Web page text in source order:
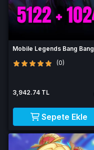
Mobile Legends Bang Bang
(0)
3,942.74 TL
Sepete Ekle